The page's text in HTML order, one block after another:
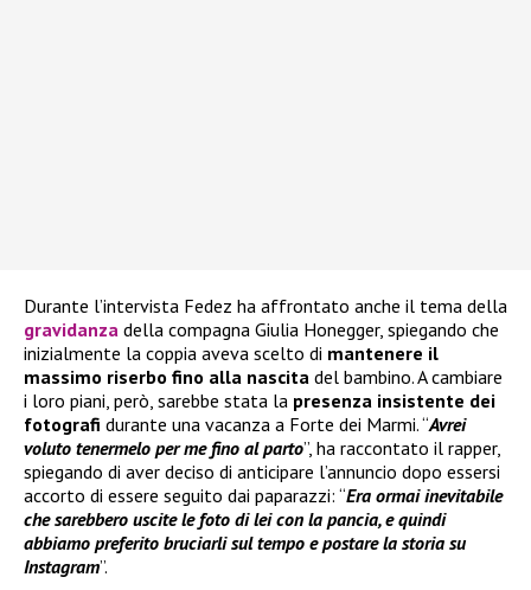
Durante l’intervista Fedez ha affrontato anche il tema della
gravidanza della compagna Giulia Honegger, spiegando che
inizialmente la coppia aveva scelto di mantenere il
massimo riserbo fino alla nascita del bambino. A cambiare
i loro piani, però, sarebbe stata la presenza insistente dei
fotografi durante una vacanza a Forte dei Marmi. “Avrei
voluto tenermelo per me fino al parto”, ha raccontato il rapper,
spiegando di aver deciso di anticipare l’annuncio dopo essersi
accorto di essere seguito dai paparazzi: “Era ormai inevitabile
che sarebbero uscite le foto di lei con la pancia, e quindi
abbiamo preferito bruciarli sul tempo e postare la storia su
Instagram”.